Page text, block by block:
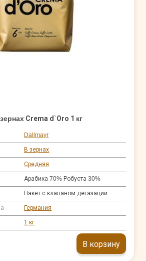
Crema d`Oro 1 кг
Dallmayr
В зернах
Средняя
Арабика 70% Робуста 30%
Пакет с клапаном дегазации
Германия
1 кг
В корзину